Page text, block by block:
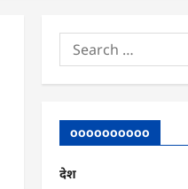
Search
for:
oooooooooo
देश